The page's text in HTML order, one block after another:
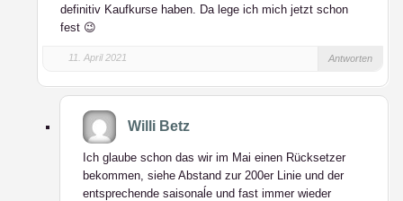
definitiv Kaufkurse haben. Da lege ich mich jetzt schon
fest 😉
11. April 2021 Antworten
Willi Betz
Ich glaube schon das wir im Mai einen Rücksetzer
bekommen, siehe Abstand zur 200er Linie und der
entsprechende saisonaĺe und fast immer wieder